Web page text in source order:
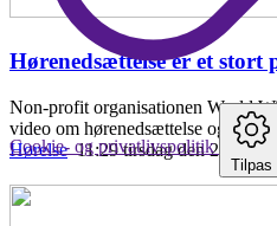
Hørenedsættelse er et
Non-profit organisationen World
video om hørenedsættelse og fordele
Hørelse 11:29 tirsdag den 25. april
Cookie- og privatlivspolitik
Tilpas